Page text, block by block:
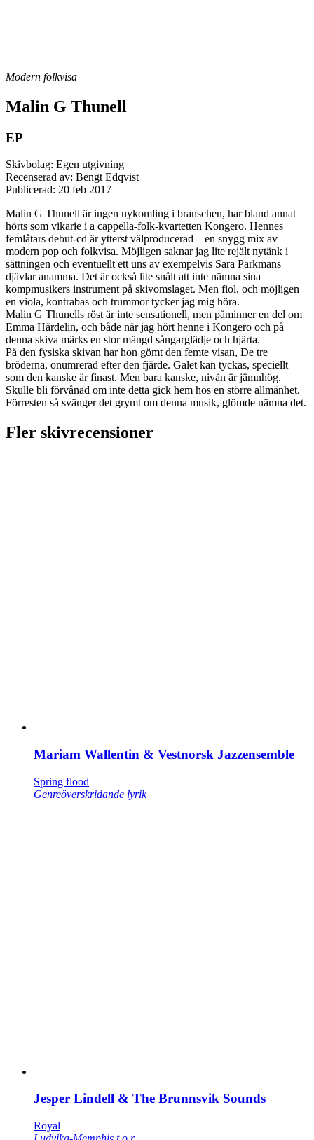
Modern folkvisa
Malin G Thunell
EP
Skivbolag: Egen utgivning
Recenserad av: Bengt Edqvist
Publicerad: 20 feb 2017
Malin G Thunell är ingen nykomling i branschen, har bland annat
hörts som vikarie i a cappella-folk-kvartetten Kongero. Hennes
femlåtars debut-cd är ytterst välproducerad – en snygg mix av
modern pop och folkvisa. Möjligen saknar jag lite rejält nytänk i
sättningen och eventuellt ett uns av exempelvis Sara Parkmans
djävlar anamma. Det är också lite snålt att inte nämna sina
kompmusikers instrument på skivomslaget. Men fiol, och möjligen
en viola, kontrabas och trummor tycker jag mig höra.
Malin G Thunells röst är inte sensationell, men påminner en del om
Emma Härdelin, och både när jag hört henne i Kongero och på
denna skiva märks en stor mängd sångarglädje och hjärta.
På den fysiska skivan har hon gömt den femte visan, De tre
bröderna, onumrerad efter den fjärde. Galet kan tyckas, speciellt
som den kanske är finast. Men bara kanske, nivån är jämnhög.
Skulle bli förvånad om inte detta gick hem hos en större allmänhet.
Förresten så svänger det grymt om denna musik, glömde nämna det.
Fler skivrecensioner
Mariam Wallentin & Vestnorsk Jazzensemble
Spring flood
Genreöverskridande lyrik
Jesper Lindell & The Brunnsvik Sounds
Royal